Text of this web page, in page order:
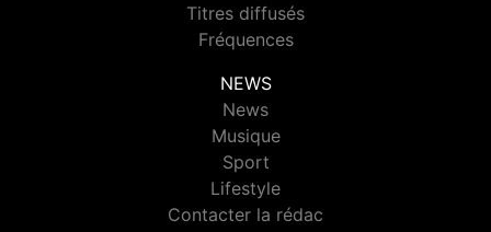
Titres diffusés
Fréquences
NEWS
News
Musique
Sport
Lifestyle
Contacter la rédac